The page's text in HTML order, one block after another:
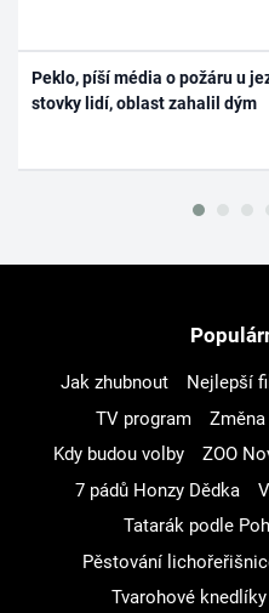
Peklo, píší média o požáru u
stovky lidí, oblast zahalil dým
Jak zhubnout Nejlepší
TV program
Kdy budou volby
ZOO
7 pádů Honzy Dědka
Tatarák podle
Pěstování
Tvarohové knedlíky